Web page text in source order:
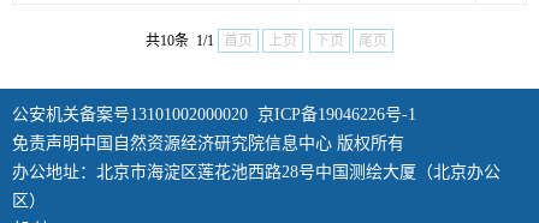
共10条 1/1 首页 上页 下页 尾页
公安机关备案号13101002000020 京ICP备19046226号-1
免责声明中国自然资源经济研究院信息中心 版权所有
办公地址：北京市海淀区莲花池西路28号中国测绘大厦（北京办公
区）